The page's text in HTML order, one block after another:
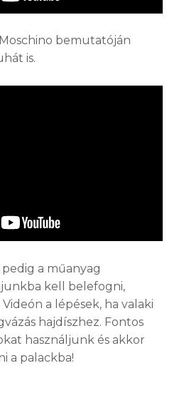
bemutatóján
is.
a műanyag
kell belefogni,
a lépések, ha valaki
hajdíszhez. Fontos
használjunk és akkor
a palackba!